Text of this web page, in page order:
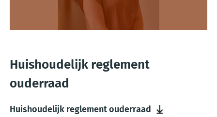
Huishoudelijk reglement
ouderraad
Huishoudelijk reglement ouderraad